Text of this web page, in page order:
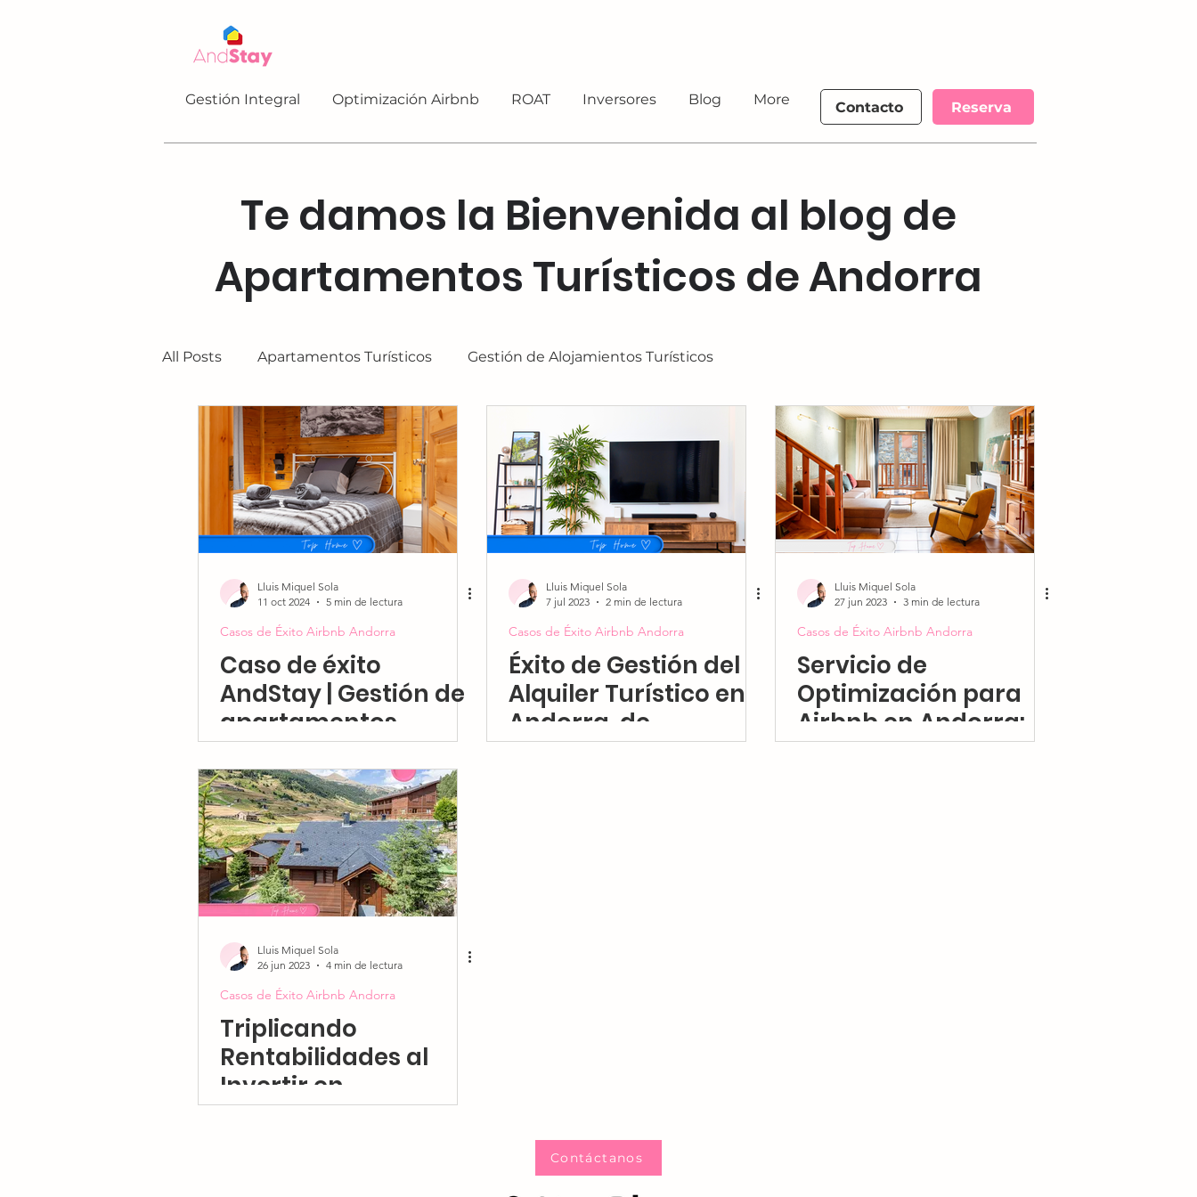
Gestión Integral Optimización Airbnb ROAT Inversores Blog More Contacto Reserva
Te damos la Bienvenida al blog de
Apartamentos Turísticos de Andorra
All Posts Apartamentos Turísticos Gestión de Alojamientos Turísticos
Fiscalidad e Impuestos en Andorra Consejos para Anfitriones Airbnb y Regulación y Normativas 2025
Gestión de pisos turísticos Consejos de Gestión Airbnb Andorra Casos de Éxito Airbnb Andorra
Lluis Miquel Sola
11 oct 2024
5 min de lectura
Casos de Éxito Airbnb Andorra
Caso de éxito
AndStay | Gestión de
apartamentos
turísticos en
Andorra: así batimos
al mercado y
duplicamos los
ingresos del
propietario en 2025
Lluis Miquel Sola
7 jul 2023
2 min de lectura
Casos de Éxito Airbnb Andorra
Éxito de Gestión del
Alquiler Turístico en
Andorra, de
Inmuebles Cerrados
Lluis Miquel Sola
27 jun 2023
3 min de lectura
Casos de Éxito Airbnb Andorra
Servicio de
Optimización para
Airbnb en Andorra:
Otro Caso de Éxito de
Lluis Miquel Sola
26 jun 2023
4 min de lectura
Casos de Éxito Airbnb Andorra
Triplicando
Rentabilidades al
Invertir en
Apartamentos
Contáctanos